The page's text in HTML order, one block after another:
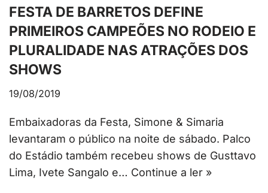
FESTA DE BARRETOS DEFINE
PRIMEIROS CAMPEÕES NO RODEIO E
PLURALIDADE NAS ATRAÇÕES DOS
SHOWS
19/08/2019
Embaixadoras da Festa, Simone & Simaria
levantaram o público na noite de sábado. Palco
do Estádio também recebeu shows de Gusttavo
Lima, Ivete Sangalo e… Continue a ler »